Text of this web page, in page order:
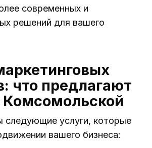
современных и
решений для вашего
что предлагают
следующие услуги, которые
вашего бизнеса: